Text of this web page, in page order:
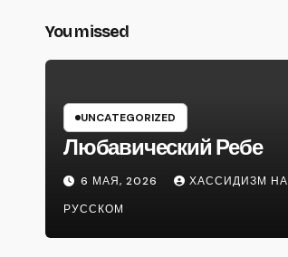
You missed
UNCATEGORIZED
Любавический Ребе
6 МАЯ, 2026
ХАССИДИЗМ НА
РУССКОМ